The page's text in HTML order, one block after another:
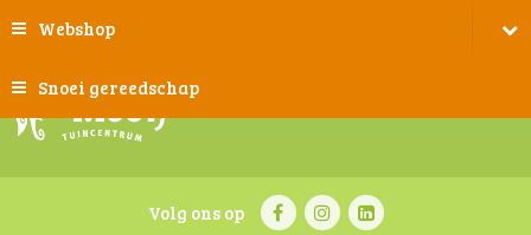
Webshop
Snoei gereedschap
Volg ons op